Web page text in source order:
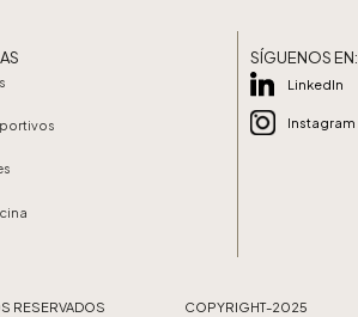
SÍGUENOS EN:
LinkedIn
Instagram
RESERVADOS COPYRIGHT-2025